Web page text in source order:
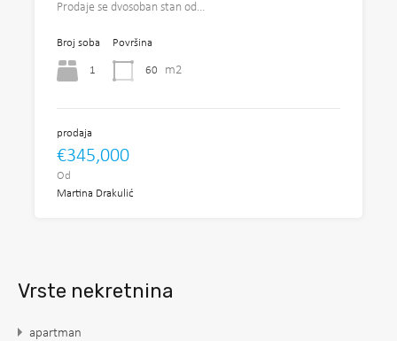
Prodaje se dvosoban stan od…
Broj soba
1
Površina
60 m2
prodaja
€345,000
Od
Martina Drakulić
Vrste nekretnina
apartman